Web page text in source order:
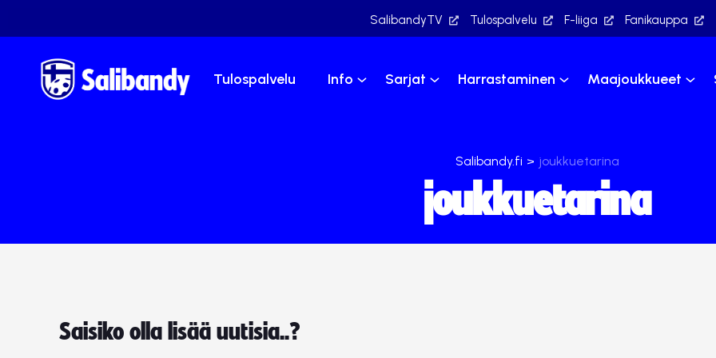
SalibandyTV Tulospalvelu F-liiga Fanikauppa
Tulospalvelu Info Sarjat Harrastaminen Maajoukkueet
Salibandy.fi > joukkuetarina
joukkuetarina
Saisiko olla lisää uutisia..?